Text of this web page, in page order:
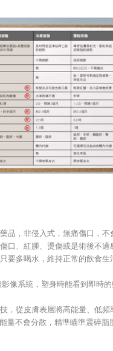
品，非侵入式，無痛傷口，不
口、紅腫、燙傷或是術後不適
要多喝水，維持正常的飲食生
像系統，塑身時能看到即時
，從皮膚表層將高能量、低頻
量不會分散，精準瞄準震碎脂